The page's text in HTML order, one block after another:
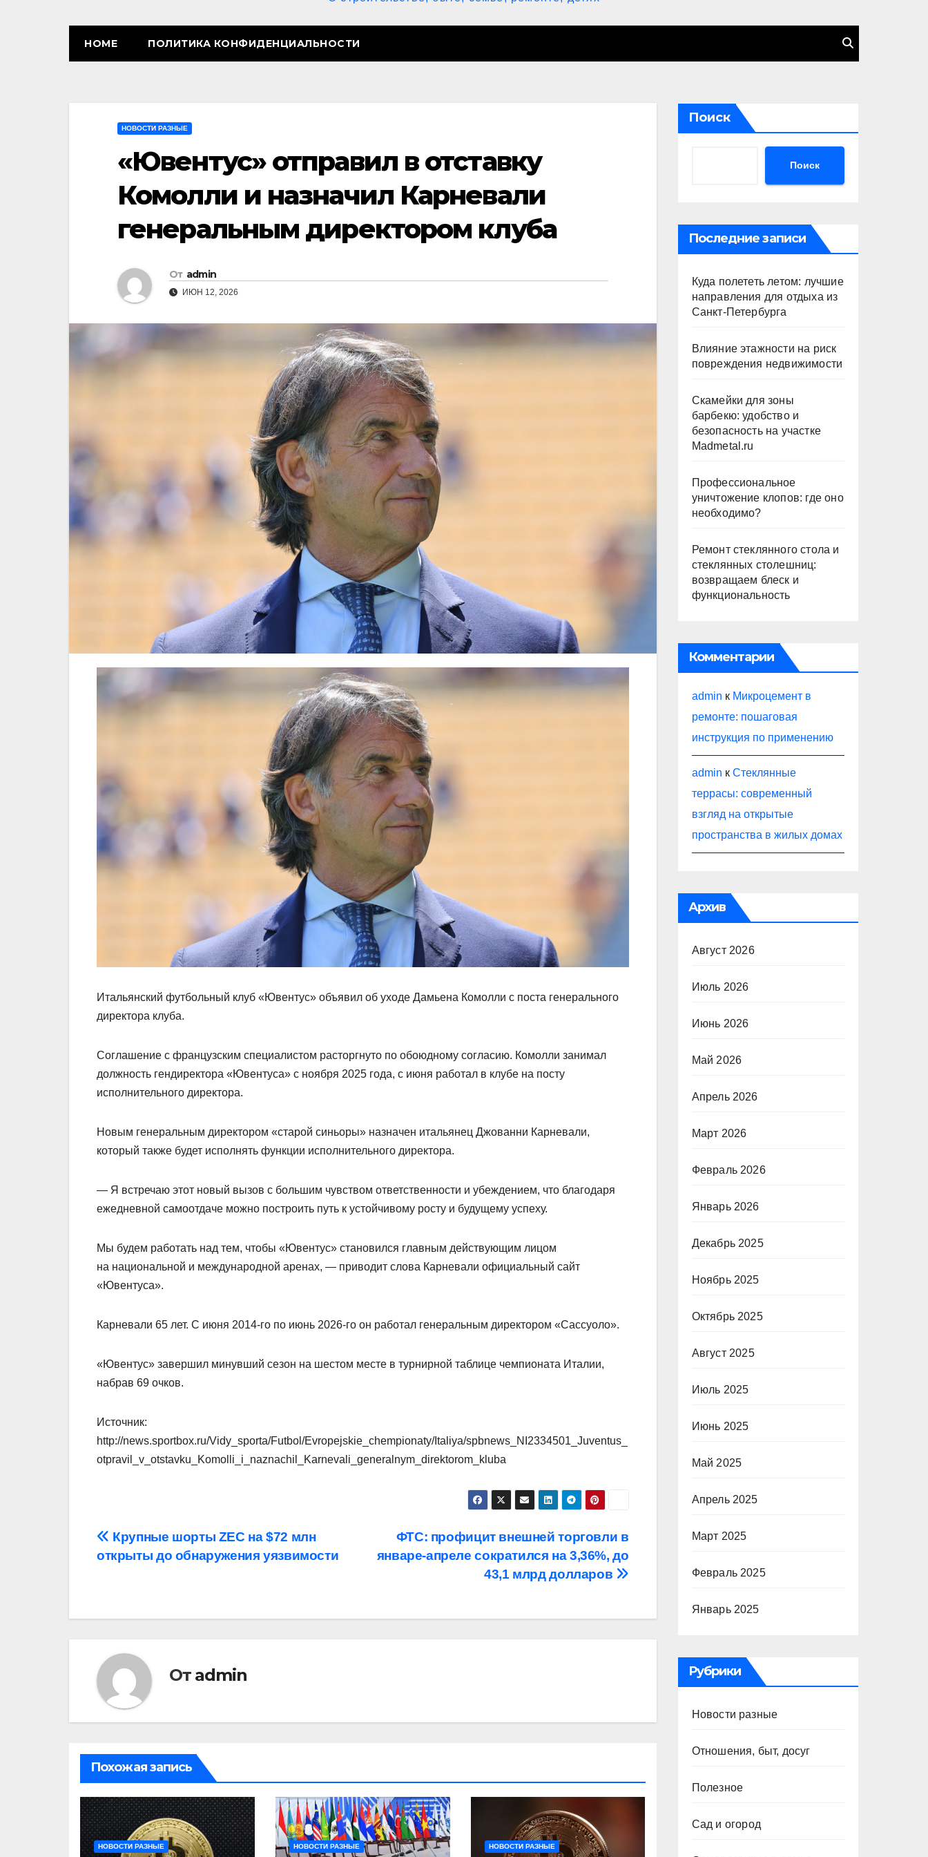
HOME ПОЛИТИКА КОНФИДЕНЦИАЛЬНОСТИ
НОВОСТИ РАЗНЫЕ
«Ювентус» отправил в отставку
Комолли и назначил Карневали
генеральным директором клуба
От admin
ИЮН 12, 2026
Итальянский футбольный клуб «Ювентус» объявил об уходе Дамьена Комолли с поста генерального
директора клуба.
Соглашение с французским специалистом расторгнуто по обоюдному согласию. Комолли занимал
должность гендиректора «Ювентуса» с ноября 2025 года, с июня работал в клубе на посту
исполнительного директора.
Новым генеральным директором «старой синьоры» назначен итальянец Джованни Карневали,
который также будет исполнять функции исполнительного директора.
— Я встречаю этот новый вызов с большим чувством ответственности и убеждением, что благодаря
ежедневной самоотдаче можно построить путь к устойчивому росту и будущему успеху.
Мы будем работать над тем, чтобы «Ювентус» становился главным действующим лицом
на национальной и международной аренах, — приводит слова Карневали официальный сайт
«Ювентуса».
Карневали 65 лет. С июня 2014‑го по июнь 2026‑го он работал генеральным директором «Сассуоло».
«Ювентус» завершил минувший сезон на шестом месте в турнирной таблице чемпионата Италии,
набрав 69 очков.
Источник:
http://news.sportbox.ru/Vidy_sporta/Futbol/Evropejskie_chempionaty/Italiya/spbnews_NI2334501_Juventus_
otpravil_v_otstavku_Komolli_i_naznachil_Karnevali_generalnym_direktorom_kluba
Навигация
по
ФТС: профицит внешней торговли в
январе-апреле сократился на 3,36%, до
43,1 млрд долларов
Крупные шорты ZEC на $72 млн
открыты до обнаружения уязвимости
От admin
Похожая запись
НОВОСТИ РАЗНЫЕ НОВОСТИ РАЗНЫЕ НОВОСТИ РАЗНЫЕ
Поиск
Поиск
Последние записи
Куда полететь летом: лучшие
направления для отдыха из
Санкт-Петербурга
Влияние этажности на риск
повреждения недвижимости
Скамейки для зоны
барбекю: удобство и
безопасность на участке
Madmetal.ru
Профессиональное
уничтожение клопов: где оно
необходимо?
Ремонт стеклянного стола и
стеклянных столешниц:
возвращаем блеск и
функциональность
Комментарии
admin к Микроцемент в
ремонте: пошаговая
инструкция по применению
admin к Стеклянные
террасы: современный
взгляд на открытые
пространства в жилых домах
Архив
Август 2026
Июль 2026
Июнь 2026
Май 2026
Апрель 2026
Март 2026
Февраль 2026
Январь 2026
Декабрь 2025
Ноябрь 2025
Октябрь 2025
Август 2025
Июль 2025
Июнь 2025
Май 2025
Апрель 2025
Март 2025
Февраль 2025
Январь 2025
Рубрики
Новости разные
Отношения, быт, досуг
Полезное
Сад и огород